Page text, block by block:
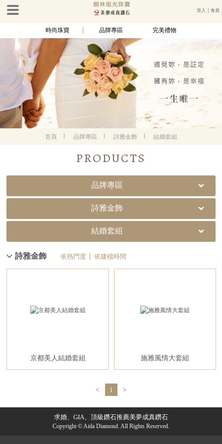
登入 │會員
時尚珠寶 品牌專區 完美禮物
首頁 品牌專區 詩雅金飾 結婚套組
PRODUCTS
品牌專區
詩雅金飾
結婚套組
詩雅金飾 依熱門度 依建檔時間
京都美人結婚套組 施雅風情大套組
< 1 >
求婚、GIA、頂級鑽石推薦美夢成真鑽石
Copyright © Aida Diamond. All Rights Reserved.